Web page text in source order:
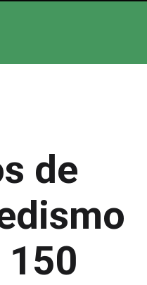
de
150